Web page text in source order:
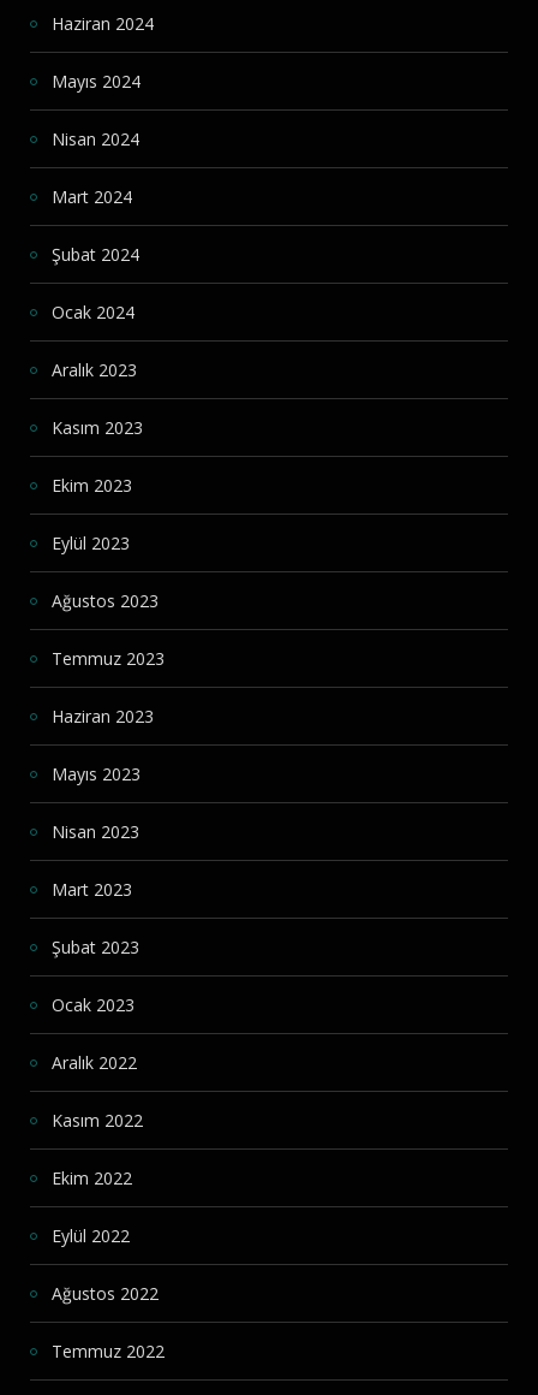
Haziran 2024
Mayıs 2024
Nisan 2024
Mart 2024
Şubat 2024
Ocak 2024
Aralık 2023
Kasım 2023
Ekim 2023
Eylül 2023
Ağustos 2023
Temmuz 2023
Haziran 2023
Mayıs 2023
Nisan 2023
Mart 2023
Şubat 2023
Ocak 2023
Aralık 2022
Kasım 2022
Ekim 2022
Eylül 2022
Ağustos 2022
Temmuz 2022